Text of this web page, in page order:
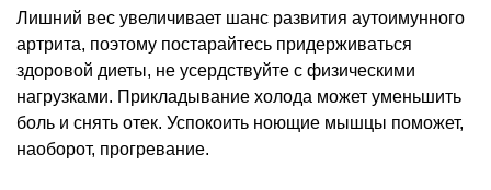
Лишний вес увеличивает шанс развития аутоимунного
артрита, поэтому постарайтесь придерживаться
здоровой диеты, не усердствуйте с физическими
нагрузками. Прикладывание холода может уменьшить
боль и снять отек. Успокоить ноющие мышцы поможет,
наоборот, прогревание.